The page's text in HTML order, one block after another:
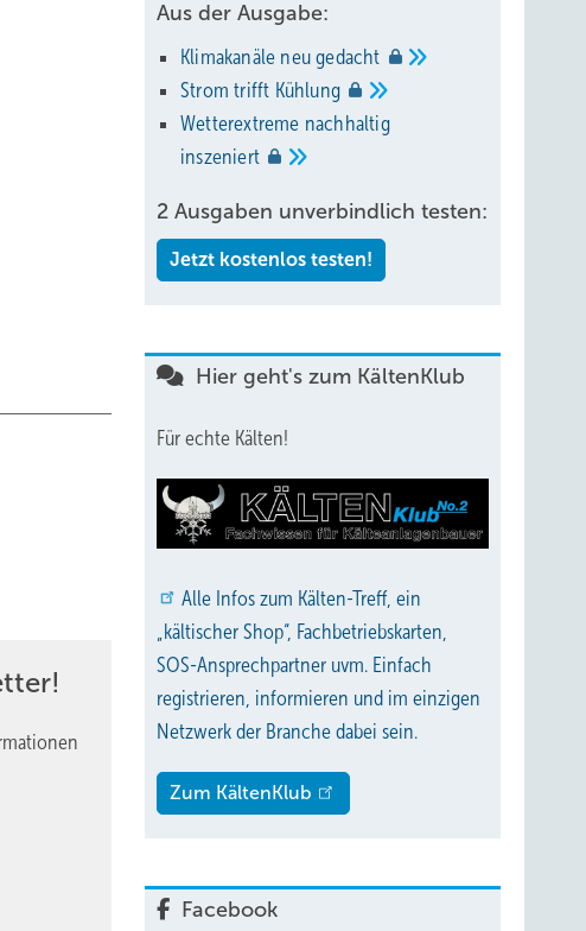
Aus der Ausgabe:
Klimakanäle neugedacht
Strom trifft Kühlung
Wetterextreme nachhaltig
inszeniert
2 Ausgaben unverbindlich testen:
Jetzt kostenlos testen!
Hier geht's zum KältenKlub
Für echte Kälten!
Alle Infos zum Kälten-Treff, ein
„kältischer Shop“, Fachbetriebskarten,
SOS-Ansprechpartner uvm. Einfach
registrieren, informieren und im einzigen
Netzwerk der Branche dabei sein.
Zum KältenKlub
Facebook